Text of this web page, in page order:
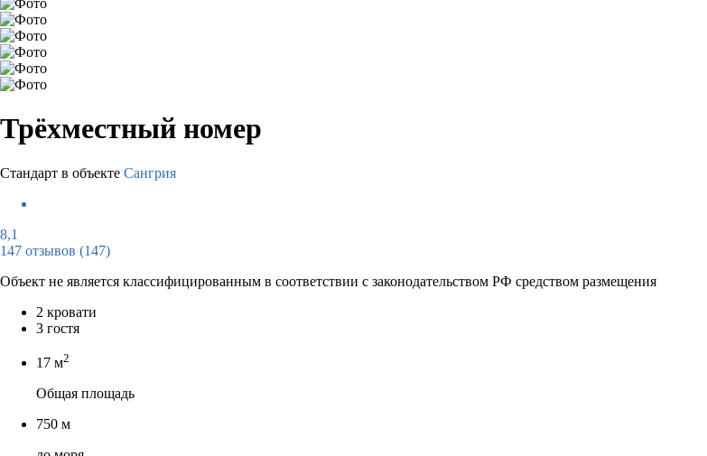
Трёхместный номер
Стандарт в объекте Сангрия
8,1
147 отзывов (147)
Объект не является классифицированным в соответствии с законодательством РФ средством размещения
2 кровати
3 гостя
17 м2
Общая площадь
750 м